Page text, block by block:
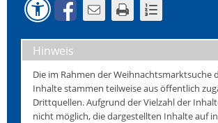
Hinweis
Die im Rahmen der Weihnachtsmarktsuche
Inhalte stammen teilweise aus öffentlich
Drittquellen. Aufgrund der Vielzahl der
nicht möglich, die dargestellten Inhalte auf